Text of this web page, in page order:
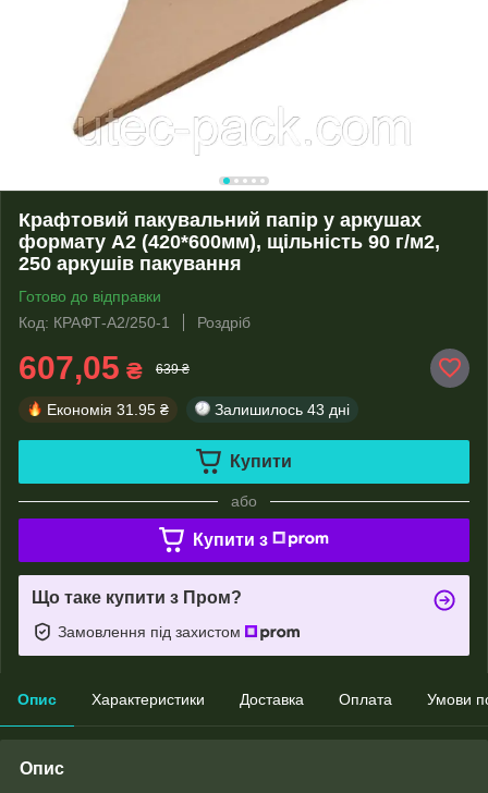
Крафтовий пакувальний папір у аркушах
формату А2 (420*600мм), щільність 90 г/м2,
250 аркушів пакування
Готово до відправки
Код: КРАФТ-А2/250-1
Роздріб
607,05 ₴ 639 ₴
Економія 31.95 ₴ Залишилось 43 дні
Купити
або
Купити з
Що таке купити з Пром?
Замовлення під захистом
Опис Характеристики Доставка Оплата Умови
Опис